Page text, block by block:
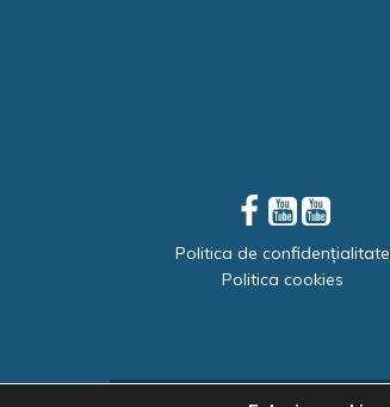
Politica de confidențialitate
Politica cookies